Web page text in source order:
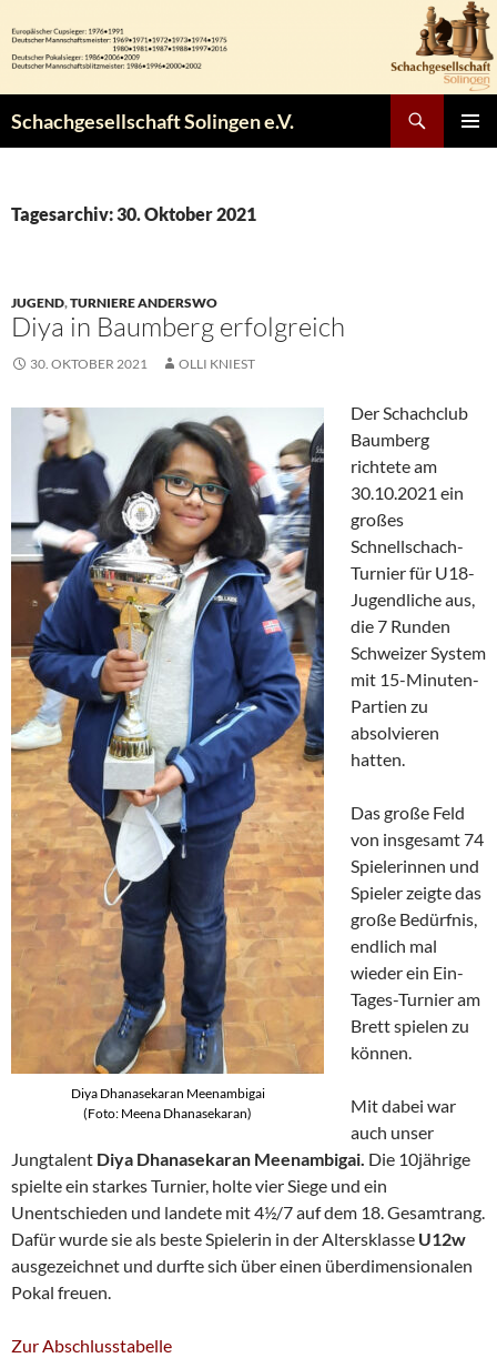
Inhalt
springen
Schachgesellschaft Solingen e.V.
Tagesarchiv: 30. Oktober 2021
JUGEND,TURNIERE ANDERSWO
Diya in Baumberg erfolgreich
30. OKTOBER 2021 OLLI KNIEST
Diya Dhanasekaran Meenambigai
(Foto: Meena Dhanasekaran)
Der Schachclub
Baumberg
richtete am
30.10.2021 ein
großes
Schnellschach-
Turnier für U18-
Jugendliche aus,
die 7 Runden
Schweizer System
mit 15-Minuten-
Partien zu
absolvieren
hatten.
Das große Feld
von insgesamt 74
Spielerinnen und
Spieler zeigte das
große Bedürfnis,
endlich mal
wieder ein Ein-
Tages-Turnier am
Brett spielen zu
können.
Mit dabei war
auch unser
Jungtalent Diya Dhanasekaran Meenambigai. Die 10jährige
spielte ein starkes Turnier, holte vier Siege und ein
Unentschieden und landete mit 4½/7 auf dem 18. Gesamtrang.
Dafür wurde sie als beste Spielerin in der Altersklasse U12w
ausgezeichnet und durfte sich über einen überdimensionalen
Pokal freuen.
Zur Abschlusstabelle